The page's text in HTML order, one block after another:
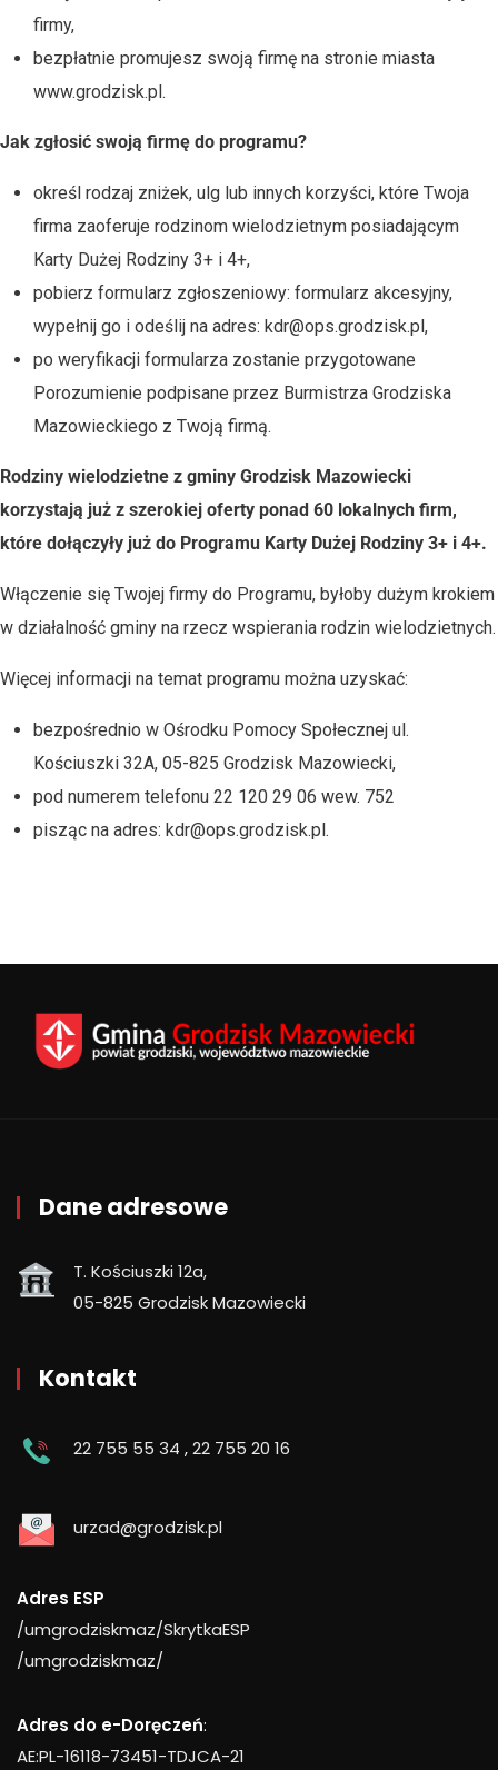
firmy,
bezpłatnie promujesz swoją firmę na stronie miasta
www.grodzisk.pl.
Jak zgłosić swoją firmę do programu?
określ rodzaj zniżek, ulg lub innych korzyści, które Twoja
firma zaoferuje rodzinom wielodzietnym posiadającym
Karty Dużej Rodziny 3+ i 4+,
pobierz formularz zgłoszeniowy: formularz akcesyjny,
wypełnij go i odeślij na adres: kdr@ops.grodzisk.pl,
po weryfikacji formularza zostanie przygotowane
Porozumienie podpisane przez Burmistrza Grodziska
Mazowieckiego z Twoją firmą.
Rodziny wielodzietne z gminy Grodzisk Mazowiecki
korzystają już z szerokiej oferty ponad 60 lokalnych firm,
które dołączyły już do Programu Karty Dużej Rodziny 3+ i 4+.
Włączenie się Twojej firmy do Programu, byłoby dużym krokiem
w działalność gminy na rzecz wspierania rodzin wielodzietnych.
Więcej informacji na temat programu można uzyskać:
bezpośrednio w Ośrodku Pomocy Społecznej ul.
Kościuszki 32A, 05-825 Grodzisk Mazowiecki,
pod numerem telefonu 22 120 29 06 wew. 752
pisząc na adres: kdr@ops.grodzisk.pl.
Dane adresowe
T. Kościuszki 12a,
05-825 Grodzisk Mazowiecki
Kontakt
22 755 55 34 ,22 755 20 16
urzad@grodzisk.pl
Adres ESP
/umgrodziskmaz/SkrytkaESP
/umgrodziskmaz/
Adres do e-Doręczeń:
AE:PL-16118-73451-TDJCA-21